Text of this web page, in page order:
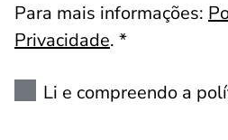
Para mais informações:
Privacidade. *
Li e compreendo a